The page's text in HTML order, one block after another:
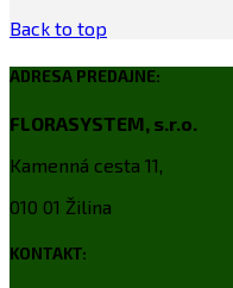
Back to top
ADRESA PREDAJNE:
FLORASYSTEM, s.r.o.
Kamenná cesta 11,
010 01 Žilina
KONTAKT: